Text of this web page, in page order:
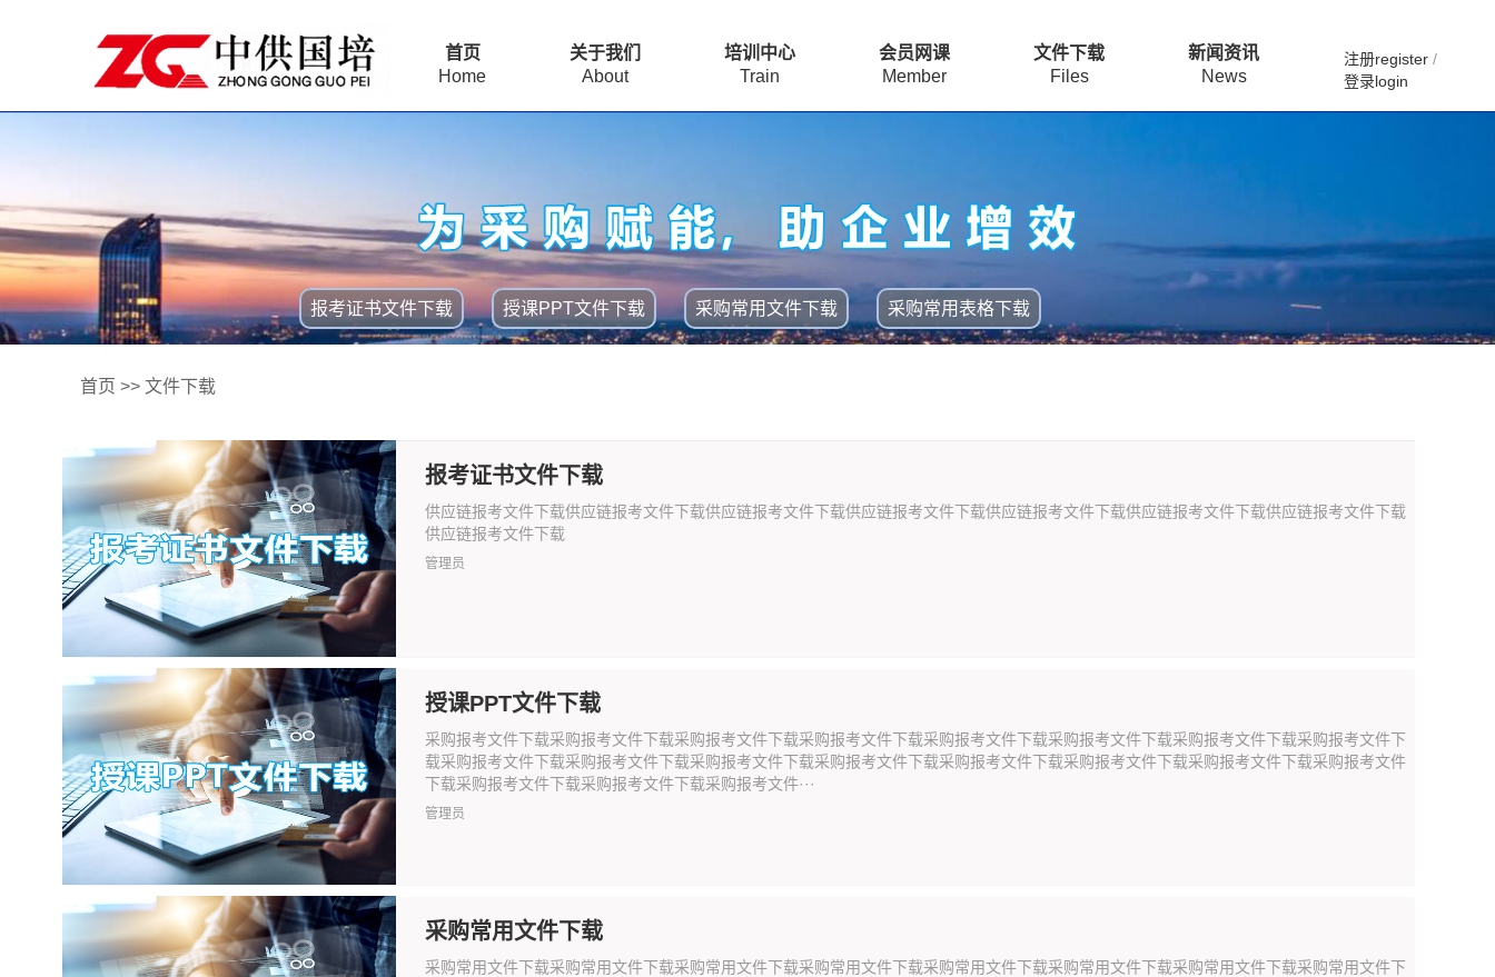
注册register /
登录login
首页
Home
关于我们
About
培训中心
Train
会员网课
Member
文件下载
Files
新闻资讯
News
报考证书文件下载 授课PPT文件下载 采购常用文件下载 采购常用表格下载
首页 >> 文件下载
报考证书文件下载
供应链报考文件下载供应链报考文件下载供应链报考文件下载供应链报考文件下载供应链报考文件下载供应链报考文件下载供应链报考文件下载
供应链报考文件下载
管理员
授课PPT文件下载
采购报考文件下载采购报考文件下载采购报考文件下载采购报考文件下载采购报考文件下载采购报考文件下载采购报考文件下载采购报考文件下
载采购报考文件下载采购报考文件下载采购报考文件下载采购报考文件下载采购报考文件下载采购报考文件下载采购报考文件下载采购报考文件
下载采购报考文件下载采购报考文件下载采购报考文件···
管理员
采购常用文件下载
采购常用文件下载采购常用文件下载采购常用文件下载采购常用文件下载采购常用文件下载采购常用文件下载采购常用文件下载采购常用文件下